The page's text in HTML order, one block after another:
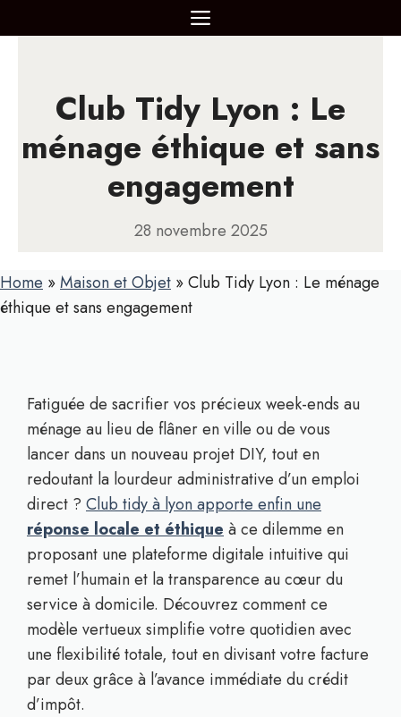
au
MENU
Club Tidy Lyon : Le
ménage éthique et sans
engagement
28 novembre 2025
Home »Maison et Objet »Club Tidy Lyon : Le ménage
éthique et sans engagement
Fatiguée de sacrifier vos précieux week-ends au
ménage au lieu de flâner en ville ou de vous
lancer dans un nouveau projet DIY, tout en
redoutant la lourdeur administrative d’un emploi
direct ? Club tidy à lyon apporte enfin une
réponse locale et éthique à ce dilemme en
proposant une plateforme digitale intuitive qui
remet l’humain et la transparence au cœur du
service à domicile. Découvrez comment ce
modèle vertueux simplifie votre quotidien avec
une flexibilité totale, tout en divisant votre facture
par deux grâce à l’avance immédiate du crédit
d’impôt.